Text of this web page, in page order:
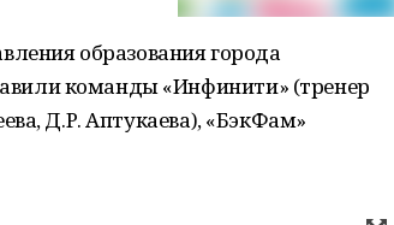
образования города
команды «Инфинити» (тренер
Д.Р. Аптукаева), «БэкФам»